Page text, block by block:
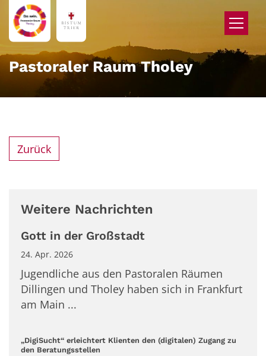
Zum Inhalt springen
Pastoraler Raum Tholey
Zurück
Weitere Nachrichten
Gott in der Großstadt
24. Apr. 2026
Jugendliche aus den Pastoralen Räumen
Dillingen und Tholey haben sich in Frankfurt
am Main ...
„DigiSucht“ erleichtert Klienten den (digitalen) Zugang zu
den Beratungsstellen